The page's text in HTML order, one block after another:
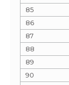
85
86
87
88
89
90